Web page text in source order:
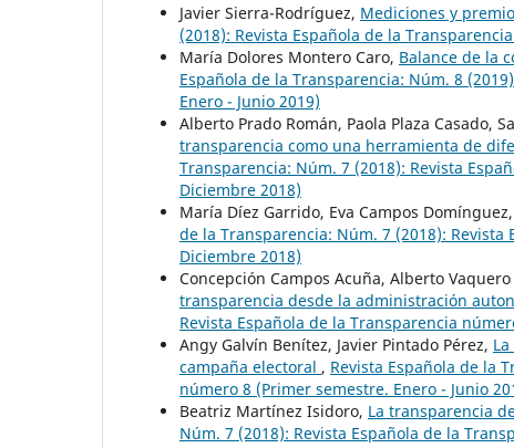
Javier Sierra-Rodríguez, Mediciones y
(2018): Revista Española de la
María Dolores Montero Caro, Balance de la
Española de la Transparencia: Núm. 8
Enero - Junio 2019)
Alberto Prado Román, Paola Plaza Casado,
transparencia como una herramienta de
Transparencia: Núm. 7 (2018): Revista
Diciembre 2018)
María Díez Garrido, Eva Campos Domínguez,
de la Transparencia: Núm. 7 (2018):
Diciembre 2018)
Concepción Campos Acuña, Alberto Vaquero
transparencia desde la administración
Revista Española de la Transparencia
Angy Galvín Benítez, Javier Pintado Pérez,
campaña electoral , Revista Española de la
número 8 (Primer semestre. Enero - Junio
Beatriz Martínez Isidoro, La transparencia
Núm. 7 (2018): Revista Española de la